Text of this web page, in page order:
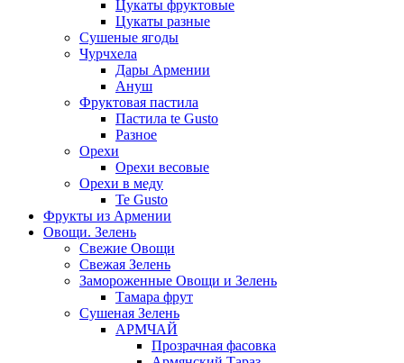
Цукаты фруктовые
Цукаты разные
Сушеные ягоды
Чурчхела
Дары Армении
Ануш
Фруктовая пастила
Пастила te Gusto
Разное
Орехи
Орехи весовые
Орехи в меду
Te Gusto
Фрукты из Армении
Овощи. Зелень
Свежие Овощи
Свежая Зелень
Замороженные Овощи и Зелень
Тамара фрут
Сушеная Зелень
АРМЧАЙ
Прозрачная фасовка